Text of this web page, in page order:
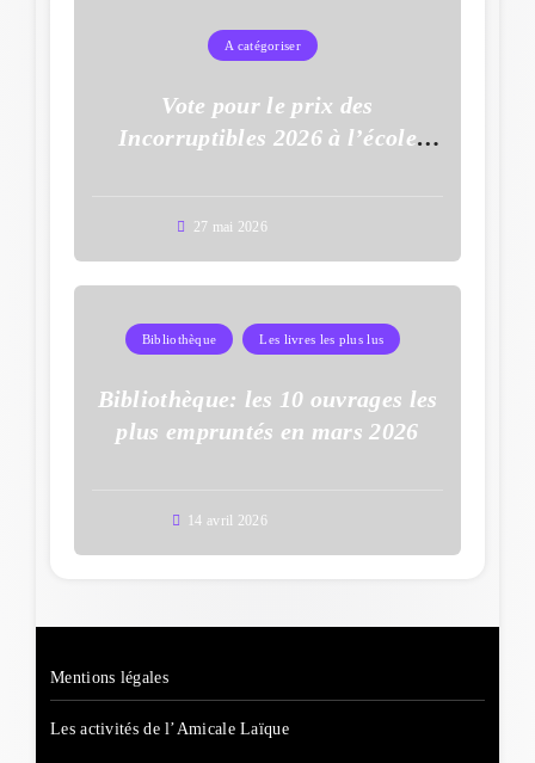
A catégoriser
Vote pour le prix des
Incorruptibles 2026 à l’école
27 mai 2026
Bibliothèque Les livres les plus lus
Bibliothèque: les 10 ouvrages les
plus empruntés en mars 2026
14 avril 2026
Mentions légales
Les activités de l’Amicale Laïque